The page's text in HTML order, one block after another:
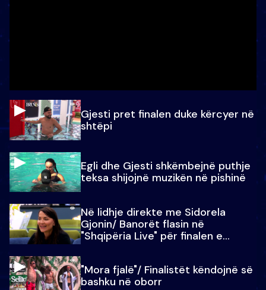
Gjesti pret finalen duke kërcyer në
shtëpi
Egli dhe Gjesti shkëmbejnë puthje
teksa shijojnë muzikën në pishinë
Në lidhje direkte me Sidorela
Gjonin/ Banorët flasin në
"Shqipëria Live" për finalen e
"Mora fjalë"/ Finalistët këndojnë së
bashku në oborr